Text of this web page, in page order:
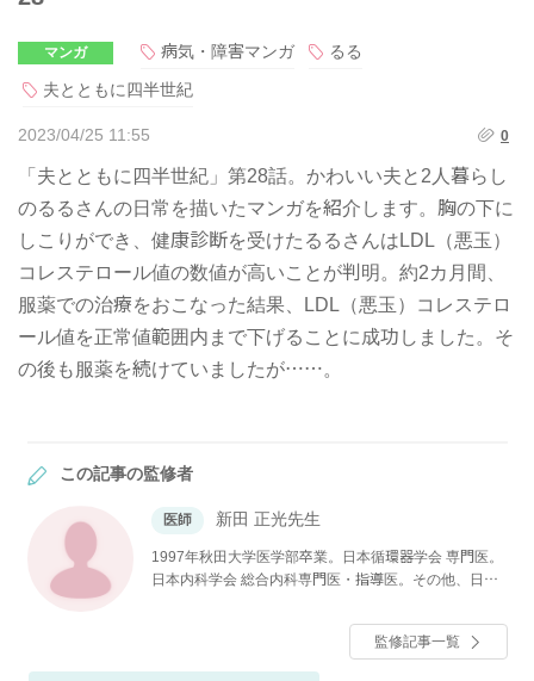
マンガ 病気・障害マンガ
るる
夫とともに四半世紀
2023/04/25 11:55 0
「夫とともに四半世紀」第28話。かわいい夫と2人暮らし
のるるさんの日常を描いたマンガを紹介します。胸の下に
しこりができ、健康診断を受けたるるさんはLDL（悪玉）
コレステロール値の数値が高いことが判明。約2カ月間、
服薬での治療をおこなった結果、LDL（悪玉）コレステロ
ール値を正常値範囲内まで下げることに成功しました。そ
の後も服薬を続けていましたが……。
この記事の監修者
医師 新田 正光先生
1997年秋田大学医学部卒業。日本循環器学会 専門医。
日本内科学会 総合内科専門医・指導医。その他、日本
会、日本救急医学会や日本不整脈心電図学会の専門医
監修記事一覧